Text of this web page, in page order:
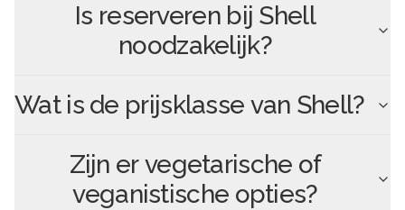
Is reserveren bij Shell
noodzakelijk?
Wat is de prijsklasse van Shell?
Zijn er vegetarische of
veganistische opties?